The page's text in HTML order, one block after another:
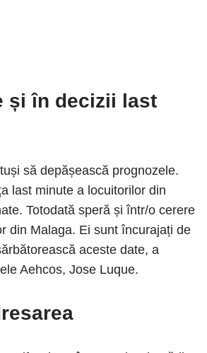
și în decizii last
să depășească prognozele.
last minute a locuitorilor din
Totodată speră și într/o cerere
din Malaga. Ei sunt încurajați de
aceste date, a
Aehcos, Jose Luque.